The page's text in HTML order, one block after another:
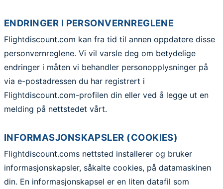
ENDRINGER I PERSONVERNREGLENE
Flightdiscount.com kan fra tid til annen oppdatere disse
personvernreglene. Vi vil varsle deg om betydelige
endringer i måten vi behandler personopplysninger på
via e-postadressen du har registrert i
Flightdiscount.com-profilen din eller ved å legge ut en
melding på nettstedet vårt.
INFORMASJONSKAPSLER (COOKIES)
Flightdiscount.coms nettsted installerer og bruker
informasjonskapsler, såkalte cookies, på datamaskinen
din. En informasjonskapsel er en liten datafil som